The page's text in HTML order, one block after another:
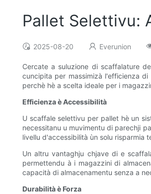
Pallet Selettivu:
2025-08-20 Everunion
Cercate a suluzione di scaffalature
cuncipita per massimizà l'efficienza
perchè hè a scelta ideale per i
Efficienza è Accessibilità
U scaffale selettivu per pallet hè un
necessitanu u muvimentu di parechji
livellu d'accessibilità ùn solu risparmia
Un altru vantaghju chjave di e
permettendu à i magazzini di
capacità di almacenamentu senza a
Durabilità è Forza